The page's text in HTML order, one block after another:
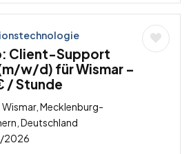
Client-Support
w/d) für Wismar –
/ Stunde
Mecklenburg-
Deutschland
2026